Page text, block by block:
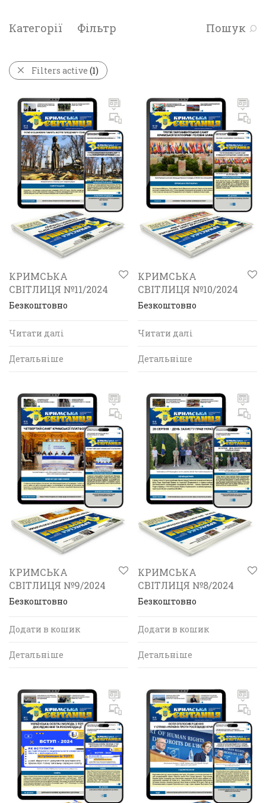
Категорії Фільтр Пошук
Filters active (1)
КРИМСЬКА
СВІТЛИЦЯ №11/2024
Безкоштовно
Читати далі
Детальніше
КРИМСЬКА
СВІТЛИЦЯ №10/2024
Безкоштовно
Читати далі
Детальніше
КРИМСЬКА
СВІТЛИЦЯ №9/2024
Безкоштовно
Додати в кошик
Детальніше
КРИМСЬКА
СВІТЛИЦЯ №8/2024
Безкоштовно
Додати в кошик
Детальніше